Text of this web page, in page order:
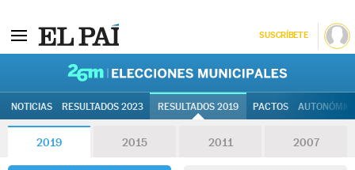
SUSCRÍBETE
NOTICIAS RESULTADOS 2023 RESULTADOS 2019 PACTOS
2019 2015 2011 2007